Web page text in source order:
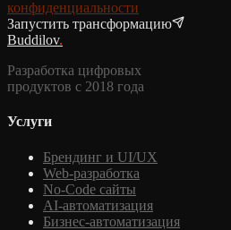
конфиденциальности
Запустить трансформацию
Buddilov.
Разработка цифровых
продуктов с 2018 года
Услуги
Брендинг и UI/UX
Web-разработка
No-Code сайты
AI-автоматизация
Бизнес-автоматизация